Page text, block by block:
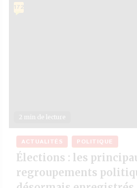
2 min de lecture
172
ACTUALITÉS POLITIQUE
Élections : les
regroupements